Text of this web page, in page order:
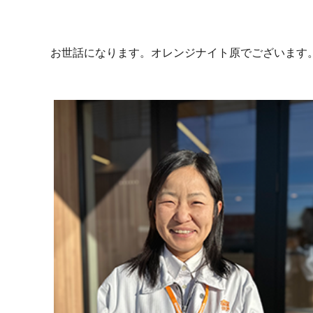
お世話になります。オレンジナイト原でございます